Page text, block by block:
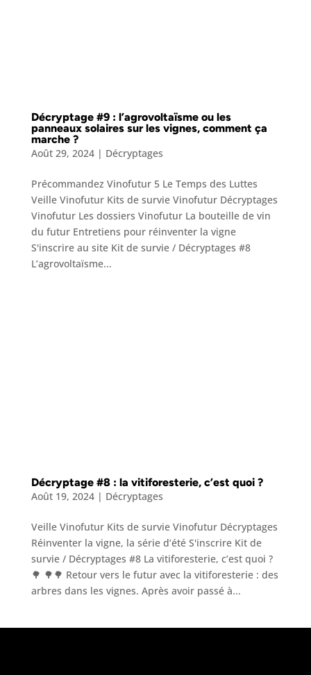
Décryptage #9 : l’agrovoltaïsme ou les
panneaux solaires sur les vignes, comment ça
marche ?
Août 29, 2024| Décryptages
Précommandez Vinofutur 5 Le Temps des Luttes
Veille Vinofutur Kits de survie Vinofutur Décryptages
Vinofutur Les dossiers Vinofutur La bouteille de vin
du futur Entretiens pour réinventer la vigne
S'inscrire au site Kit de survie / Décryptages #8
L’agrovoltaïsme...
Décryptage #8 : la vitiforesterie, c’est quoi ?
Août 19, 2024| Décryptages
Veille Vinofutur Kits de survie Vinofutur Décryptages
Réinventer la vigne, la série d’été S'inscrire Kit de
survie / Décryptages #8 La vitiforesterie, c’est quoi ?
🌳 🌳🌳 Retour vers le futur avec la vitiforesterie : des
arbres dans les vignes. Après avoir passé à...